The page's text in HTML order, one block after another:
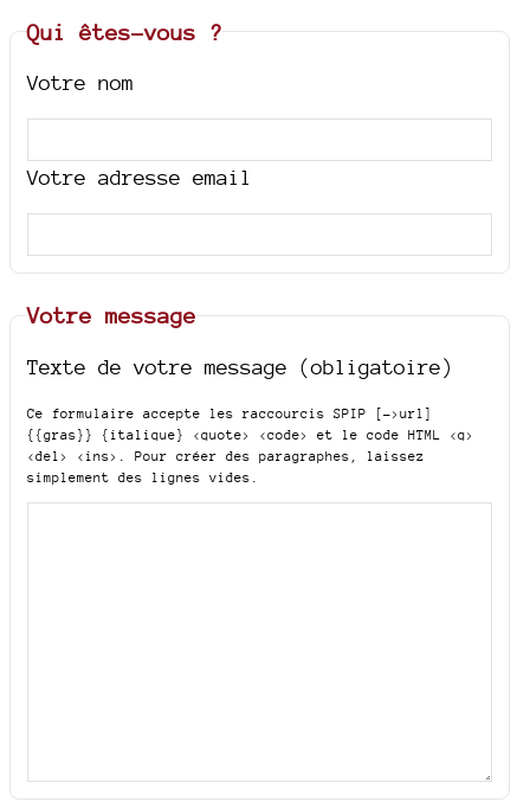
Qui êtes-vous ?
Votre nom
Votre adresse email
Votre message
Texte de votre message (obligatoire)
Ce formulaire accepte les raccourcis SPIP
[->url]
{{gras}} {italique} <quote> <code>
et le code HTML <q>
<del> <ins>
. Pour créer des paragraphes, laissez
simplement des lignes vides.